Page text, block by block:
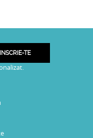
INSCRIE-TE